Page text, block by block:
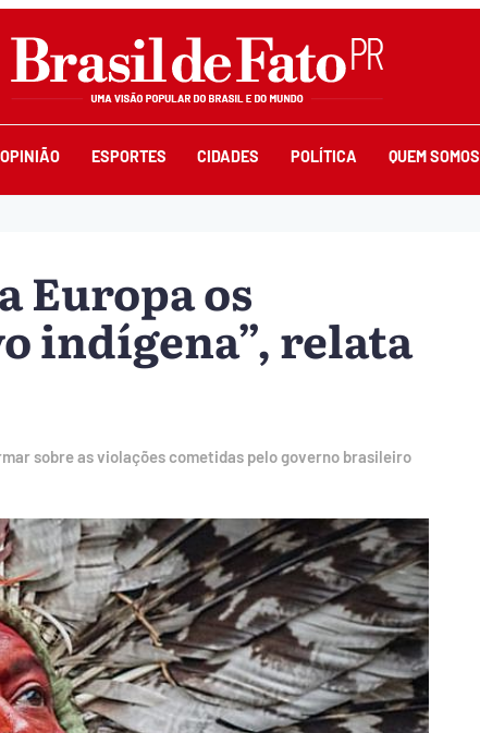
OPINIÃO ESPORTES CIDADES POLÍTICA QUEM SOMOS
Europa os
indígena”, relata
sobre as violações cometidas pelo governo brasileiro